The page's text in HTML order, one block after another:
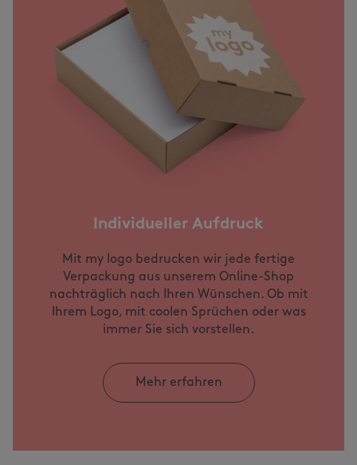
Individueller Aufdruck
Mit my logo bedrucken wir jede fertige
Verpackung aus unserem Online-Shop
nachträglich nach Ihren Wünschen. Ob mit
Ihrem Logo, mit coolen Sprüchen oder was
immer Sie sich vorstellen.
Mehr erfahren